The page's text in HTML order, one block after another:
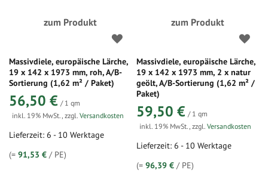
zum Produkt
Massivdiele, europäische Lärche,
19 x 142 x 1973 mm, roh, A/B-
Sortierung (1,62 m² / Paket)
56,50 € / 1 qm
inkl. 19% MwSt. zzgl. Versandkosten
Lieferzeit: 6 - 10 Werktage
(= 91,53 € / PE)
zum Produkt
Massivdiele, europäische Lärche,
19 x 142 x 1973 mm, 2 x natur
geölt, A/B-Sortierung (1,62 m² /
Paket)
59,50 € / 1 qm
inkl. 19% MwSt. ,zzgl.Versandkosten
Lieferzeit: 6 - 10 Werktage
(=96,39 € / PE)